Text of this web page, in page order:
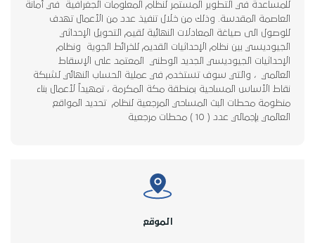
للمساعدة في التطوير المستمر لنظام المعلومات الجغرافية في أمانة
العاصمة المقدسة. وذلك من خلال تنفيذ عدد من الأعمال تهدف
للوصول الى صياغة المعادلات النهائية لقيم التحويل الإحداثي
الجيوديسي بين نظام الإحداثيات القديم للخرائط الجوية ونظام
الإحداثيات الجيوديسي الجديد الوطني المعتمد على الإسقاط
العالمي ، والتي سوف تستخدم في عملية الحساب النهائي لشبكة
نقاط الأساس المساحية بمنطقة مكة المكرمة ، تمهيداً لأعمال بناء
منظومة محطات البث المساحي المرجعية لنظام تحديد المواقع
العالمي بإجمالي عدد ( 10 ) محطات مرجعية
الموقع